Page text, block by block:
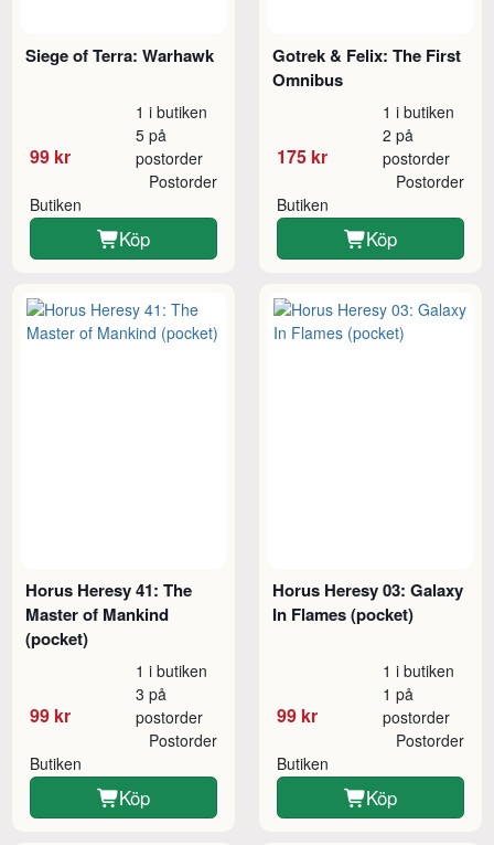
Siege of Terra: Warhawk
99 kr
1 i butiken
5 på
postorder
Butiken
Postorder
Köp
Gotrek & Felix: The First
Omnibus
175 kr
1 i butiken
2 på
postorder
Butiken
Postorder
Köp
Horus Heresy 41: The
Master of Mankind
(pocket)
99 kr
1 i butiken
3 på
postorder
Butiken
Postorder
Köp
Horus Heresy 03: Galaxy
In Flames (pocket)
99 kr
1 i butiken
1 på
postorder
Butiken
Postorder
Köp